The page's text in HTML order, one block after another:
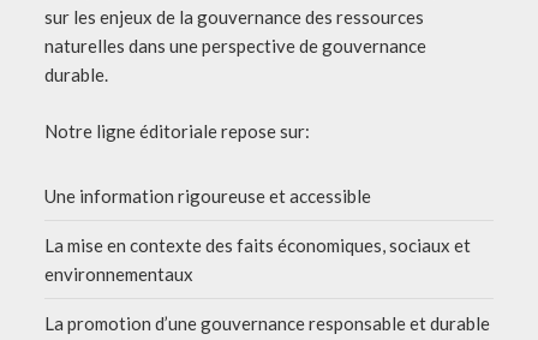
sur les enjeux de la gouvernance des ressources
naturelles dans une perspective de gouvernance
durable.
Notre ligne éditoriale repose sur:
Une information rigoureuse et accessible
La mise en contexte des faits économiques, sociaux et
environnementaux
La promotion d’une gouvernance responsable et durable